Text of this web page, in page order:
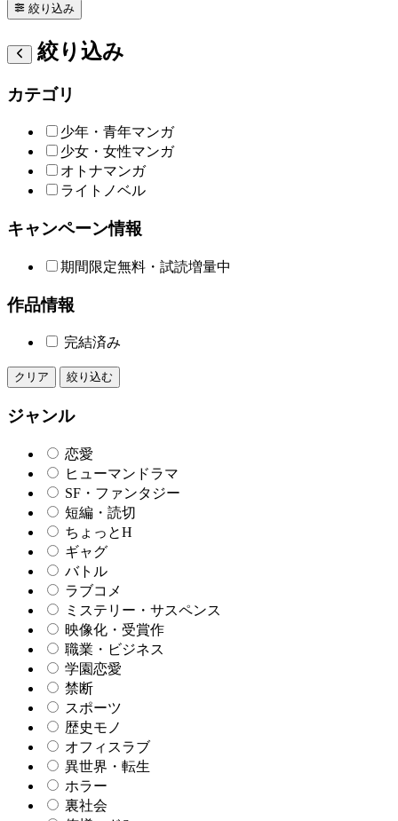
絞り込み
絞り込み
カテゴリ
少年・青年マンガ
少女・女性マンガ
オトナマンガ
ライトノベル
キャンペーン情報
期間限定無料・試読増量中
作品情報
完結済み
クリア 絞り込む
ジャンル
恋愛
ヒューマンドラマ
SF・ファンタジー
短編・読切
ちょっとH
ギャグ
バトル
ラブコメ
ミステリー・サスペンス
映像化・受賞作
職業・ビジネス
学園恋愛
禁断
スポーツ
歴史モノ
オフィスラブ
異世界・転生
ホラー
裏社会